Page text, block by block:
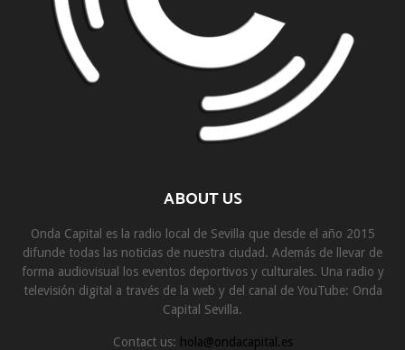
ABOUT US
Onda Capital es la radio local de Sevilla que desde el año 2015
difunde todas las noticias de nuestra ciudad. Además de llevar de
forma audiovisual los eventos deportivos y culturales. Una radio y
televisión digital a través de la web y del canal de YouTube: Onda
Capital Sevilla.
Contact us: hola@ondacapital.es